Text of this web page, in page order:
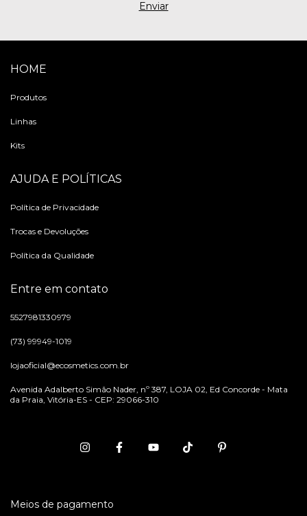
HOME
Produtos
Linhas
Kits
AJUDA E POLÍTICAS
Política de Privacidade
Trocas e Devoluções
Política da Qualidade
Entre em contato
5527981330979
(73) 99949-1019
lojaoficial@ecosmetics.com.br
Avenida Adalberto Simão Nader, nº 387, LOJA 02, Ed Concorde - Mata
da Praia, Vitória-ES - CEP: 29066-310
Meios de pagamento